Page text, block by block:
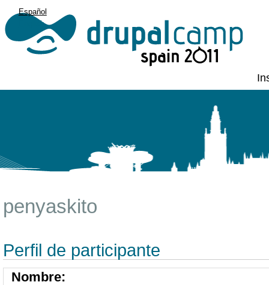
Español
English
penyaskito
Perfil de participante
Nombre: